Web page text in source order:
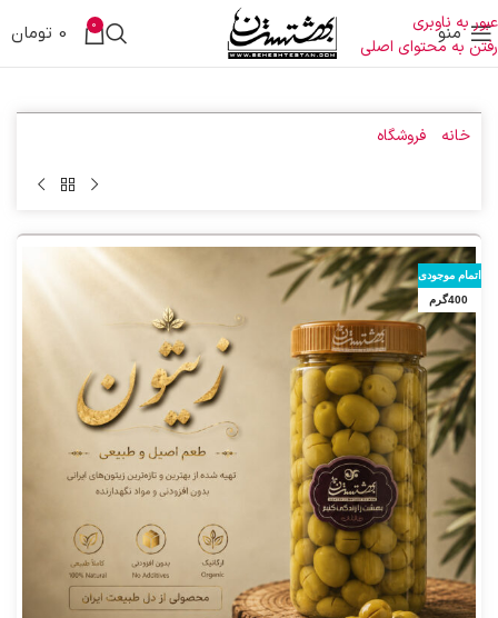
عبور به ناوبری
رفتن به محتوای اصلی
منو 0 تومان 0
خانه فروشگاه
اتمام موجودی
400گرم